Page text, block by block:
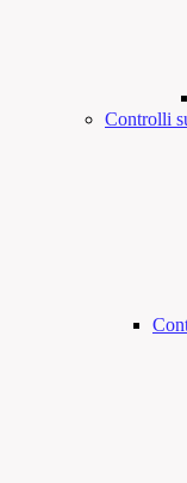
Controlli